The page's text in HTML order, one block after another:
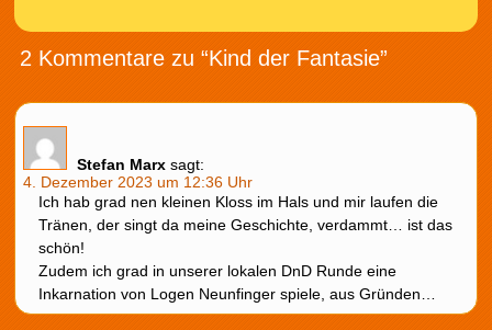
2 Kommentare zu “Kind der Fantasie”
Stefan Marx sagt:
4. Dezember 2023 um 12:36 Uhr
Ich hab grad nen kleinen Kloss im Hals und mir laufen die
Tränen, der singt da meine Geschichte, verdammt… ist das
schön!
Zudem ich grad in unserer lokalen DnD Runde eine
Inkarnation von Logen Neunfinger spiele, aus Gründen…